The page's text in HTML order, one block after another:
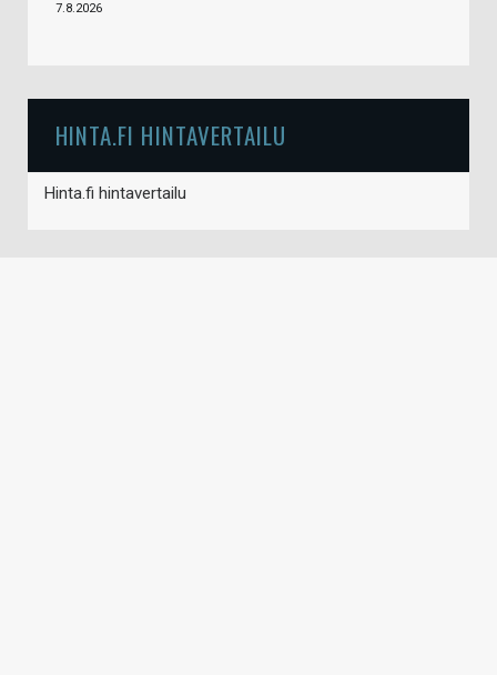
7.8.2026
HINTA.FI HINTAVERTAILU
Hinta.fi hintavertailu